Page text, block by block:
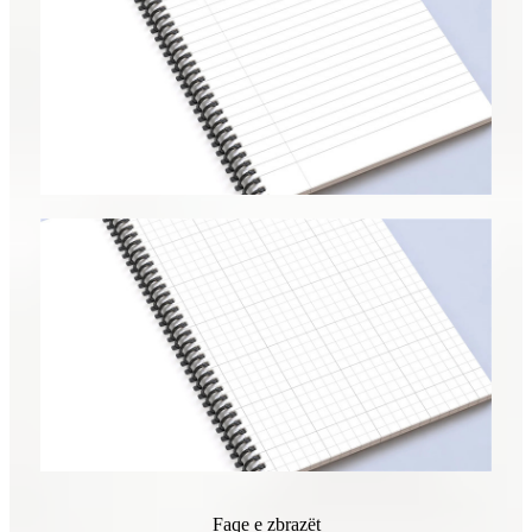
Faqe e zbrazët